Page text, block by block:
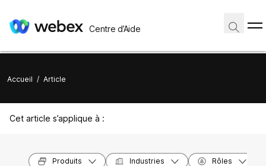
Centre d’Aide
Accueil / Article
Cet article s’applique à :
Produits Industries Rôles